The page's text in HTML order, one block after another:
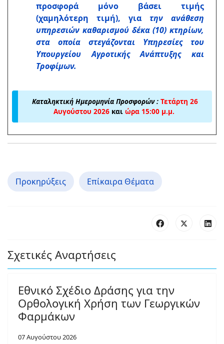
προσφορά μόνο βάσει τιμής
(χαμηλότερη τιμή), για την ανάθεση
υπηρεσιών καθαρισμού δέκα (10) κτηρίων,
στα οποία στεγάζονται Υπηρεσίες του
Υπουργείου Αγροτικής Ανάπτυξης και
Τροφίμων.
Καταληκτική Ημερομηνία Προσφορών : Τετάρτη 26
Αυγούστου 2026 και ώρα 15:00 μ.μ.
Προκηρύξεις Επίκαιρα Θέματα
Σχετικές Αναρτήσεις
Εθνικό Σχέδιο Δράσης για την
Ορθολογική Χρήση των Γεωργικών
Φαρμάκων
07 Αυγούστου 2026